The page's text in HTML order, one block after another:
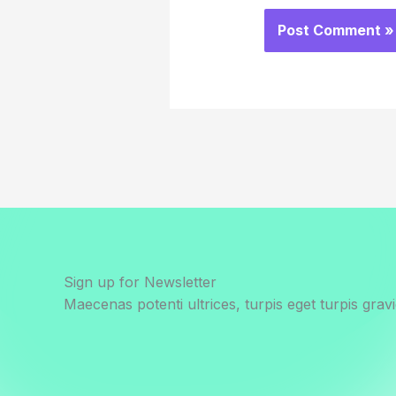
Sign up for Newsletter
Maecenas potenti ultrices, turpis eget turpis